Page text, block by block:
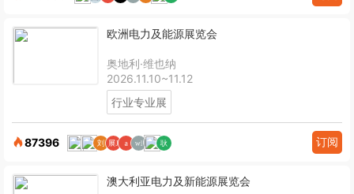
欧洲电力及能源展览会
奥地利·维也纳
2026.11.10~11.12
行业专业展
87396 订阅
澳大利亚电力及新能源展览会